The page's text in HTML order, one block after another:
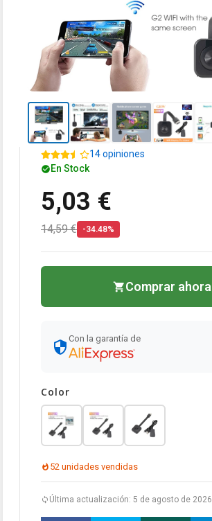
14 opiniones
En Stock
5,03 €
14,59 € -34.48%
Comprar ahora
Con la garantía de
Color
52 unidades vendidas
Última actualización: 5 de agosto de 2026